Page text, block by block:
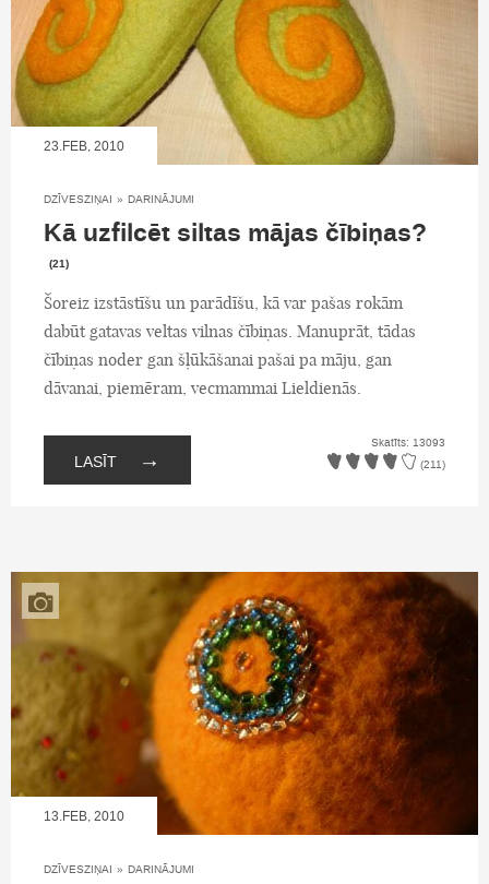
23.FEB, 2010
DZĪVESZIŅAI » DARINĀJUMI
Kā uzfilcēt siltas mājas čībiņas?
(21)
Šoreiz izstāstīšu un parādīšu, kā var pašas rokām
dabūt gatavas veltas vilnas čībiņas. Manuprāt, tādas
čībiņas noder gan šļūkāšanai pašai pa māju, gan
dāvanai, piemēram, vecmammai Lieldienās.
LASĪT →
Skatīts: 13093
(211)
13.FEB, 2010
DZĪVESZIŅAI » DARINĀJUMI